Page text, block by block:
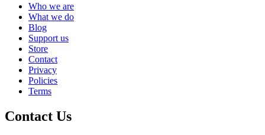
Who we are
What we do
Blog
Support us
Store
Contact
Privacy
Policies
Terms
Contact Us